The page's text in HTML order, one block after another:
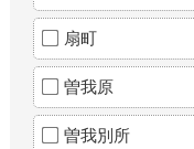
扇町
曽我原
曽我別所